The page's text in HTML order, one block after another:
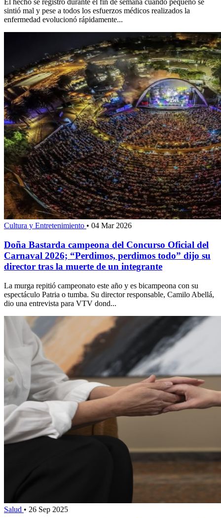
El hecho se registró durante el fin de semana cuando pequeño se
sintió mal y pese a todos los esfuerzos médicos realizados la
enfermedad evolucionó rápidamente...
Cultura y Entretenimiento • 04 Mar 2026
Doña Bastarda campeona del Concurso Oficial del
Carnaval 2026; “Perdimos, perdimos todo” dijo su
director tras la muerte de un integrante
La murga repitió campeonato este año y es bicampeona con su
espectáculo Patria o tumba. Su director responsable, Camilo Abellá,
dio una entrevista para VTV dond...
Salud • 26 Sep 2025